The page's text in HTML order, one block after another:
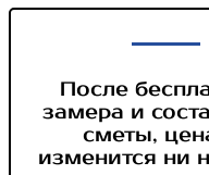
После
замера и
сметы,
изменится ни